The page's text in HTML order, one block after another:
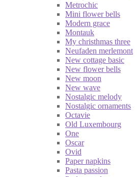
Metrochic
Mini flower bells
Modern grace
Montauk
My christhmas three
Neufaden merlemont
New cottage basic
New flower bells
New moon
New wave
Nostalgic melody
Nostalgic ornaments
Octavie
Old Luxembourg
One
Oscar
Ovid
Paper napkins
Pasta passion